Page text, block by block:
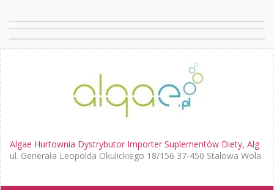
Algae Hurtownia Dystrybutor Importer Suplementów Diety, Alg
ul. Generała Leopolda Okulickiego 18/156 37-450 Stalowa Wola